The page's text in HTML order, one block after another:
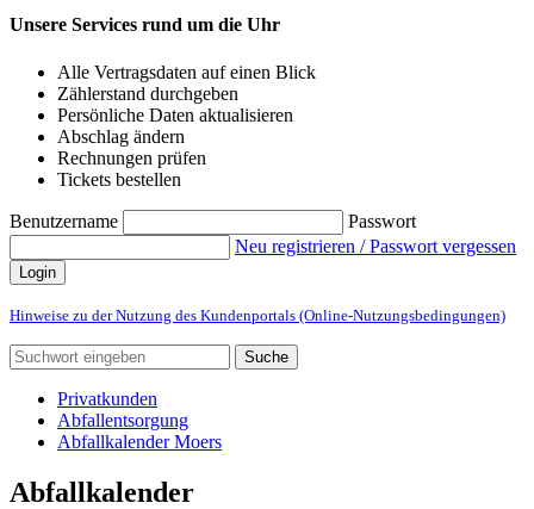
Unsere Services rund um die Uhr
Alle Vertragsdaten auf einen Blick
Zählerstand durchgeben
Persönliche Daten aktualisieren
Abschlag ändern
Rechnungen prüfen
Tickets bestellen
Benutzername
Passwort
Neu registrieren / Passwort vergessen
Login
Hinweise zu der Nutzung des Kundenportals (Online-Nutzungsbedingungen)
Suche
Privatkunden
Abfallentsorgung
Abfallkalender Moers
Abfallkalender